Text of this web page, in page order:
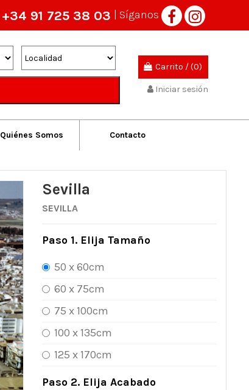
+34 91 725 38 03 | Síganos
Carrito /(0)
Iniciar sesión
Quiénes Somos Contacto
Sevilla
SEVILLA
Paso 1. Elija Tamaño
50 x 60cm
60 x 75cm
75 x 100cm
100 x 135cm
125 x 170cm
Paso 2. Elija Acabado